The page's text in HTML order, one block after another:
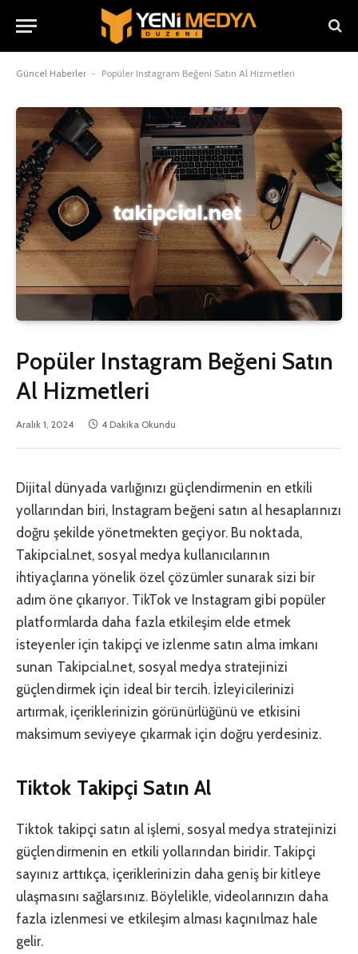
Güncel Haberler - Popüler Instagram Beğeni Satın Al Hizmetleri
Popüler Instagram Beğeni Satın
Al Hizmetleri
Aralık 1, 2024 4 Dakika Okundu
Dijital dünyada varlığınızı güçlendirmenin en etkili
yollarından biri, Instagram beğeni satın al hesaplarınızı
doğru şekilde yönetmekten geçiyor. Bu noktada,
Takipcial.net, sosyal medya kullanıcılarının
ihtiyaçlarına yönelik özel çözümler sunarak sizi bir
adım öne çıkarıyor. TikTok ve Instagram gibi popüler
platformlarda daha fazla etkileşim elde etmek
isteyenler için takipçi ve izlenme satın alma imkanı
sunan Takipcial.net, sosyal medya stratejinizi
güçlendirmek için ideal bir tercih. İzleyicilerinizi
artırmak, içeriklerinizin görünürlüğünü ve etkisini
maksimum seviyeye çıkarmak için doğru yerdesiniz.
Tiktok Takipçi Satın Al
Tiktok takipçi satın al işlemi, sosyal medya stratejinizi
güçlendirmenin en etkili yollarından biridir. Takipçi
sayınız arttıkça, içeriklerinizin daha geniş bir kitleye
ulaşmasını sağlarsınız. Böylelikle, videolarınızın daha
fazla izlenmesi ve etkileşim alması kaçınılmaz hale
gelir.